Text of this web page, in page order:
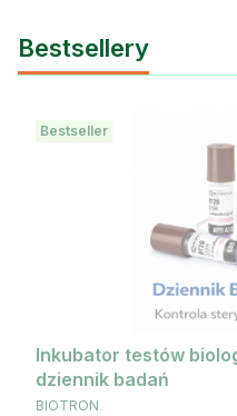
Bestsellery
Bestseller
Inkubator testów
dziennik badań
PRODUCENT
BIOTRON